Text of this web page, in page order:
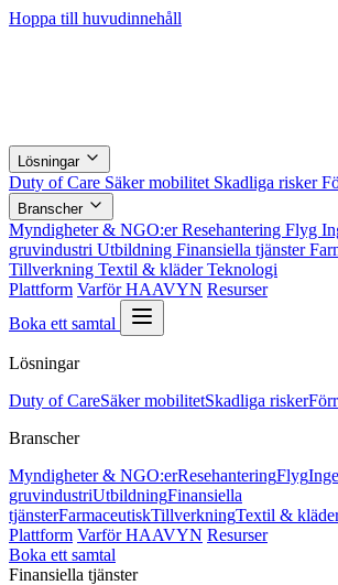
Hoppa till huvudinnehåll
Lösningar
Duty of Care Säker mobilitet Skadliga risker
Branscher
Myndigheter & NGO:erResehantering Flyg
gruvindustri Utbildning Finansiella tjänster
Tillverkning Textil & kläderTeknologi
Plattform Varför HAAVYN Resurser
Boka ett samtal
Lösningar
Duty of CareSäker mobilitetSkadliga risker
Branscher
Myndigheter & NGO:erResehanteringFlyg
gruvindustriUtbildningFinansiella
tjänsterFarmaceutiskTillverkningTextil &
Plattform Varför HAAVYN Resurser
Boka ett samtal
Finansiella tjänster